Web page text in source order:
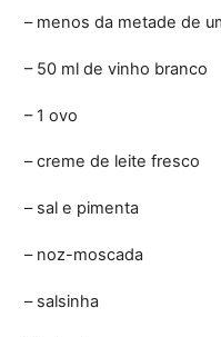
– menos da metade de
– 50 ml de vinho branco
– 1 ovo
– creme de leite fresco
– sal e pimenta
– noz-moscada
– salsinha